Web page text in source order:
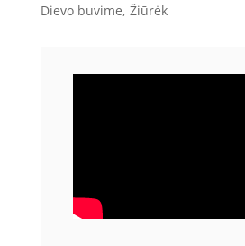
Dievo buvime, Žiūrėk